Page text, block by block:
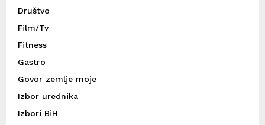
Društvo
Film/Tv
Fitness
Gastro
Govor zemlje moje
Izbor urednika
Izbori BiH